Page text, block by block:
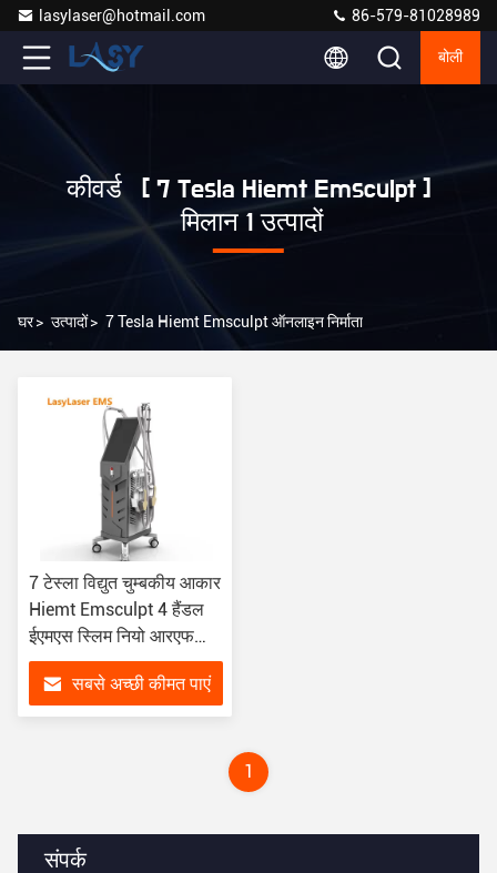
lasylaser@hotmail.com 86-579-81028989
बोली
कीवर्ड [ 7 Tesla Hiemt Emsculpt ]
मिलान 1 उत्पादों
घर> उत्पादों> 7 Tesla Hiemt Emsculpt ऑनलाइन निर्माता
संपर्क
7 टेस्ला विद्युत चुम्बकीय आकार
Hiemt Emsculpt 4 हैंडल
ईएमएस स्लिम नियो आरएफ
मांसपेशी
सबसे अच्छी कीमत पाएं
1